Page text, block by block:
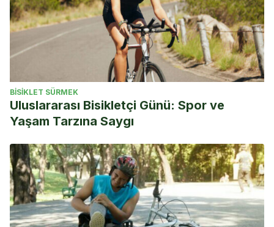
BISIKLET SÜRMEK
Uluslararası Bisikletçi Günü: Spor ve
Yaşam Tarzına Saygı